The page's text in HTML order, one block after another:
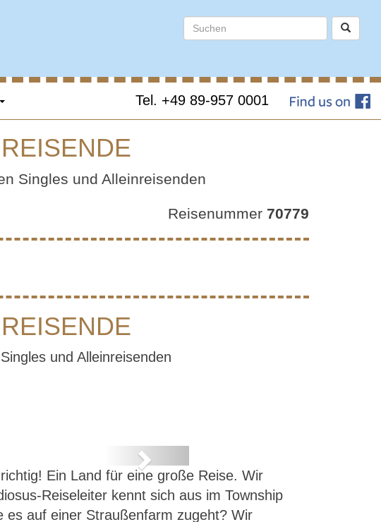
Tel. +49 89-957 0001
Singles und Alleinreisenden
Reisenummer 70779
und Alleinreisenden
Next
Ein Land für eine große Reise. Wir
Reiseleiter kennt sich aus im Township
es auf einer Straußenfarm zugeht? Wir